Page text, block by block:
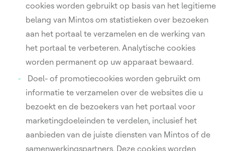
cookies worden gebruikt op basis van het legitieme
belang van Mintos om statistieken over bezoeken
aan het portaal te verzamelen en de werking van
het portaal te verbeteren. Analytische cookies
worden permanent op uw apparaat bewaard.
Doel- of promotiecookies worden gebruikt om
informatie te verzamelen over de websites die u
bezoekt en de bezoekers van het portaal voor
marketingdoeleinden te verdelen, inclusief het
aanbieden van de juiste diensten van Mintos of de
samenwerkingspartners. Deze cookies worden